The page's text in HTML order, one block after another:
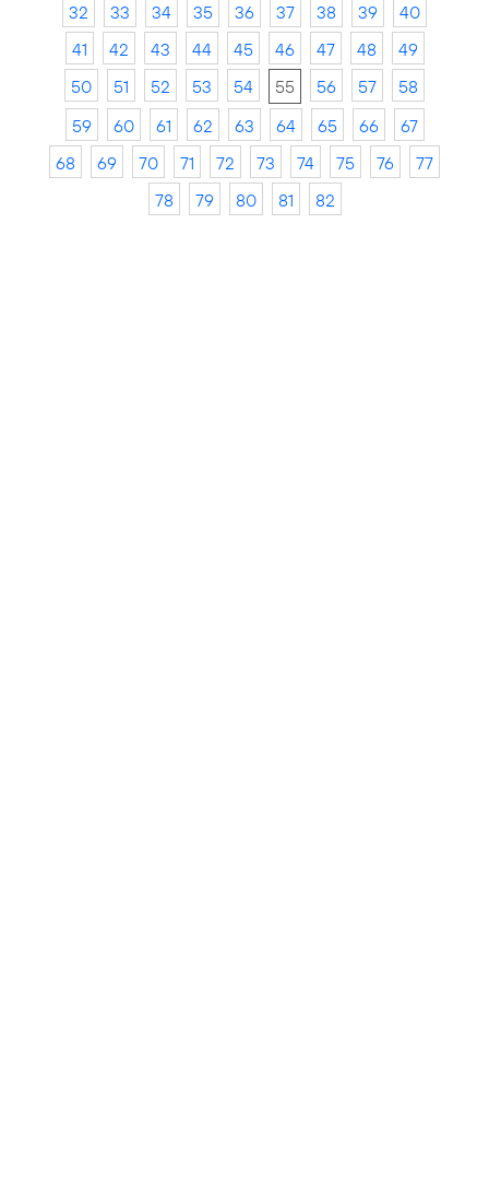
32
33 34 35 36 37 38 39
40
41
42 43 44 45 46 47 48
49
50
51 52 53 54 55 56 57
58
59
60 61 62 63 64 65 66
67
68
69 70 71 72 73 74 75 76
77
78
79 80 81 82